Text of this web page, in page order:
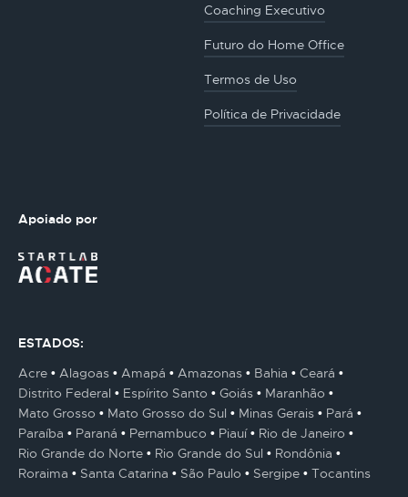
Coaching Executivo
Futuro do Home Office
Termos de Uso
Política de Privacidade
Apoiado por
ESTADOS:
Acre
Alagoas Amapá Amazonas Bahia
Ceará
Distrito Federal
Espírito Santo Goiás
Maranhão
Mato Grosso
Mato Grosso do Sul Minas Gerais
Pará
Paraíba
Paraná Pernambuco Piauí
Rio de Janeiro
Rio Grande do Norte
Rio Grande do Sul
Rondônia
Roraima
Santa Catarina São Paulo Sergipe Tocantins